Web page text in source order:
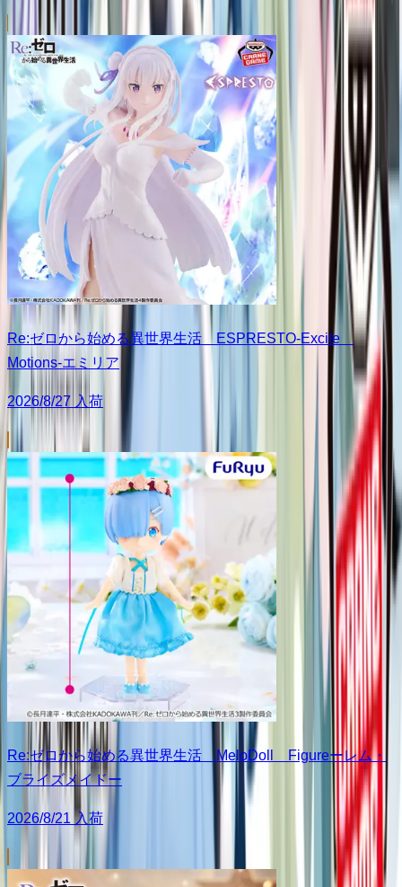
Re:ゼロから始める異世界生活 ESPRESTO-Excite
Motions-エミリア
2026/8/27 入荷
Re:ゼロから始める異世界生活 MeloDoll Figureーレム・
ブライズメイドー
2026/8/21 入荷